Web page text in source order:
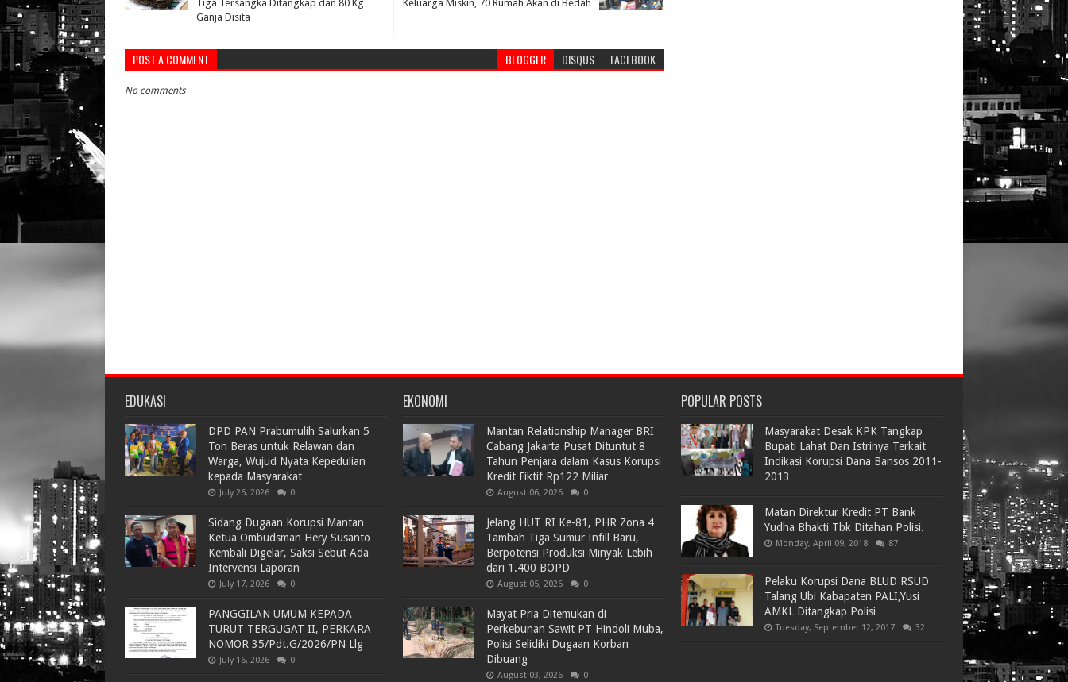
Keluarga Miskin, 70 Rumah Akan di Bedah
Tiga Tersangka Ditangkap dan 80 Kg
Ganja Disita
POST A COMMENT BLOGGER DISQUS FACEBOOK
No comments
EDUKASI
DPD PAN Prabumulih Salurkan 5
Ton Beras untuk Relawan dan
Warga, Wujud Nyata Kepedulian
kepada Masyarakat
July 26, 2026 0
Sidang Dugaan Korupsi Mantan
Ketua Ombudsman Hery Susanto
Kembali Digelar, Saksi Sebut Ada
Intervensi Laporan
July 17, 2026 0
PANGGILAN UMUM KEPADA
TURUT TERGUGAT II, PERKARA
NOMOR 35/Pdt.G/2026/PN Llg
July 16, 2026 0
EKONOMI
Mantan Relationship Manager BRI
Cabang Jakarta Pusat Dituntut 8
Tahun Penjara dalam Kasus Korupsi
Kredit Fiktif Rp122 Miliar
August 06, 2026 0
Jelang HUT RI Ke-81, PHR Zona 4
Tambah Tiga Sumur Infill Baru,
Berpotensi Produksi Minyak Lebih
dari 1.400 BOPD
August 05, 2026 0
Mayat Pria Ditemukan di
Perkebunan Sawit PT Hindoli Muba,
Polisi Selidiki Dugaan Korban
Dibuang
August 03, 2026 0
POPULAR POSTS
Masyarakat Desak KPK Tangkap
Bupati Lahat Dan Istrinya Terkait
Indikasi Korupsi Dana Bansos 2011-
2013
Matan Direktur Kredit PT Bank
Yudha Bhakti Tbk Ditahan Polisi.
Monday, April 09, 2018 87
Pelaku Korupsi Dana BLUD RSUD
Talang Ubi Kabapaten PALI,Yusi
AMKL Ditangkap Polisi
Tuesday, September 12, 2017 32